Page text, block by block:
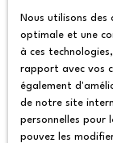
partenariat
des sites
saurait être tenu
produits, leurs
présentés. En
pas la qualité
sites.
Nous utilisons
optimale et une
à ces
rapport avec vos
également
de notre site
personnelles pour
pouvez les